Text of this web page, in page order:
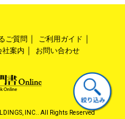
ご質問
ご利用ガイド
社案内 お問い合わせ
INC.. All Rights Reserved